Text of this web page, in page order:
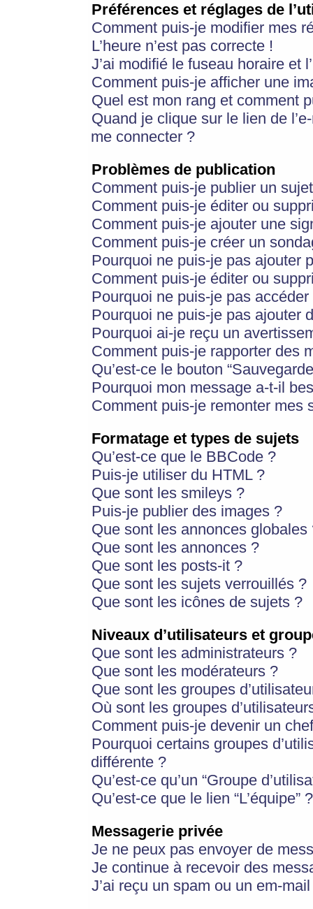
Préférences et réglages de
Comment puis-je modifier mes
L’heure n’est pas correcte !
J’ai modifié le fuseau horaire et
Comment puis-je afficher une
Quel est mon rang et comment
Quand je clique sur le lien de
me connecter ?
Problèmes de publication
Comment puis-je publier un
Comment puis-je éditer ou
Comment puis-je ajouter une
Comment puis-je créer un
Pourquoi ne puis-je pas ajouter
Comment puis-je éditer ou
Pourquoi ne puis-je pas
Pourquoi ne puis-je pas ajouter
Pourquoi ai-je reçu un
Comment puis-je rapporter des
Qu’est-ce le bouton
Pourquoi mon message a-t-il
Comment puis-je remonter mes
Formatage et types de sujets
Qu’est-ce que le BBCode ?
Puis-je utiliser du HTML ?
Que sont les smileys ?
Puis-je publier des images ?
Que sont les annonces globales
Que sont les annonces ?
Que sont les posts-it ?
Que sont les sujets verrouillés ?
Que sont les icônes de sujets ?
Niveaux d’utilisateurs et
Que sont les administrateurs ?
Que sont les modérateurs ?
Que sont les groupes
Où sont les groupes
Comment puis-je devenir un
Pourquoi certains groupes
différente ?
Qu’est-ce qu’un “Groupe
Qu’est-ce que le lien “L’équipe” ?
Messagerie privée
Je ne peux pas envoyer de
Je continue à recevoir des
J’ai reçu un spam ou un em-